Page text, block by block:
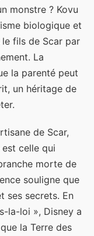
monstre ? Kovu
biologique et
fils de Scar par
La
la parenté peut
un héritage de
de Scar,
celle qui
morte de
souligne que
ses secrets. En
la-loi », Disney a
la Terre des